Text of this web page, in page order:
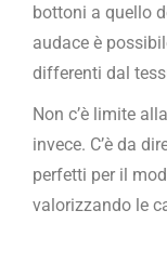
bottoni a quello
audace è
differenti dal
Non c’è limite
invece. C’è da
perfetti per il
valorizzando le